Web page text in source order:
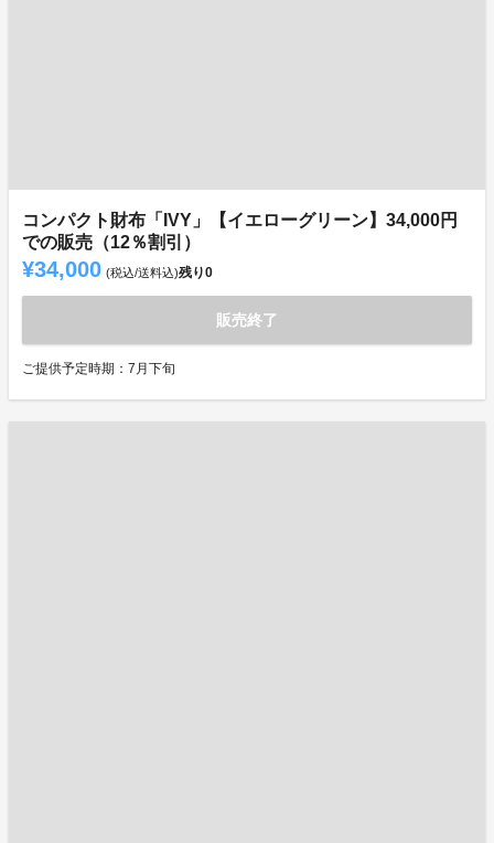
コンパクト財布「IVY」【イエローグリーン】34,000円
での販売（12％割引）
¥34,000 (税込/送料込)残り0
販売終了
ご提供予定時期：7月下旬